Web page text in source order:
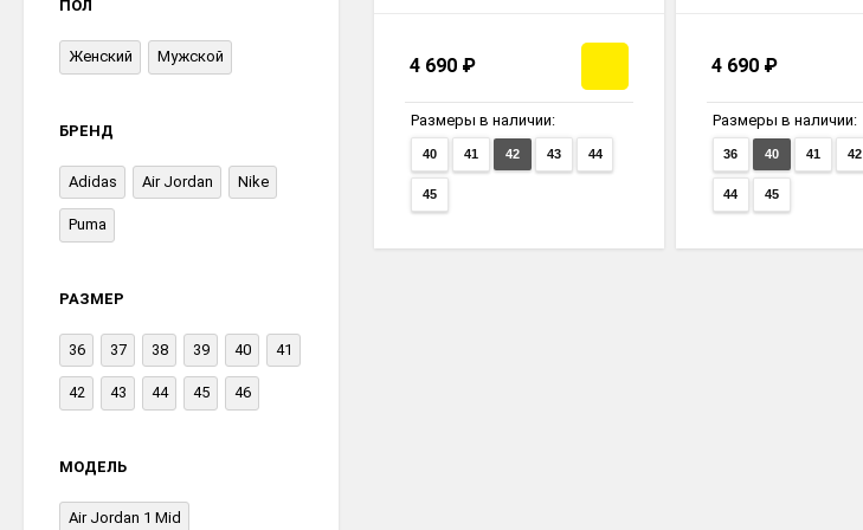
4 690 ₽
Размеры в наличии:
40 41 42 43 44
45
4 690 ₽
Размеры в наличии:
36 40 41 42
44 45
ПОЛ
Женский Мужской
БРЕНД
Adidas Air Jordan Nike
Puma
РАЗМЕР
36 37 38 39 40 41
42 43 44 45 46
МОДЕЛЬ
Air Jordan 1 Mid